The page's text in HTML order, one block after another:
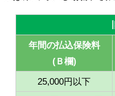
年間の払込保険料
(Ｂ欄)
25,000円以下